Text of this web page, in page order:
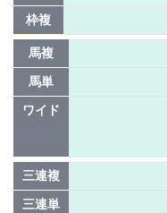
枠複
馬複
馬単
ワイド
三連複
三連単